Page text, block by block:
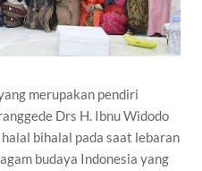
merupakan pendiri
Drs H. Ibnu Widodo
bihalal pada saat lebaran
budaya Indonesia yang